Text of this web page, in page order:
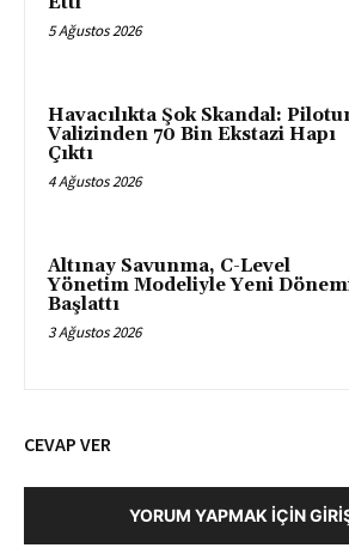
5 Ağustos 2026
Havacılıkta Şok Skandal:
Valizinden 70 Bin Ekstazi Hapı
Çıktı
4 Ağustos 2026
Altınay Savunma, C-Level
Yönetim Modeliyle Yeni
Başlattı
3 Ağustos 2026
CEVAP VER
YORUM YAPMAK İÇIN